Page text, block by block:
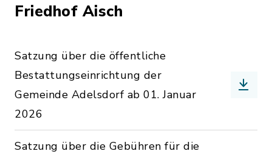
Friedhof Aisch
Satzung über die öffentliche
Bestattungseinrichtung der
Gemeinde Adelsdorf ab 01. Januar
2026
Satzung über die Gebühren für die